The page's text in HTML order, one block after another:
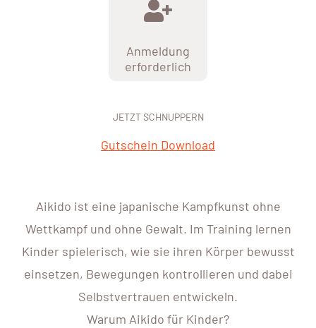
Anmeldung
erforderlich
JETZT SCHNUPPERN
Gutschein Download
Aikido ist eine japanische Kampfkunst ohne
Wettkampf und ohne Gewalt. Im Training lernen
Kinder spielerisch, wie sie ihren Körper bewusst
einsetzen, Bewegungen kontrollieren und dabei
Selbstvertrauen entwickeln.
Warum Aikido für Kinder?